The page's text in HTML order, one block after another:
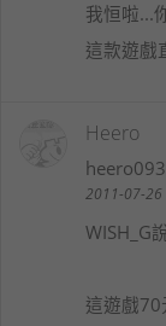
我恒啦...
這款遊戲
Heero
2011-07-26
WISH_G
這遊戲70